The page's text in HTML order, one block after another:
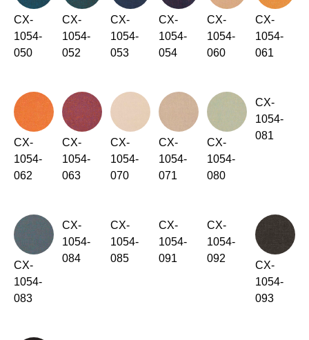
CX-
1054-
050
CX-
1054-
052
CX-
1054-
053
CX-
1054-
054
CX-
1054-
060
CX-
1054-
061
CX-
1054-
062
CX-
1054-
063
CX-
1054-
070
CX-
1054-
071
CX-
1054-
080
CX-
1054-
081
CX-
1054-
083
CX-
1054-
084
CX-
1054-
085
CX-
1054-
091
CX-
1054-
092
CX-
1054-
093